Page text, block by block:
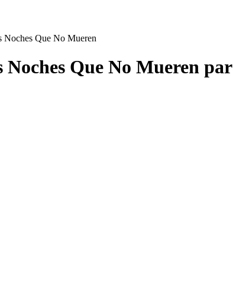
Noches Que No Mueren
Noches Que No Mueren par